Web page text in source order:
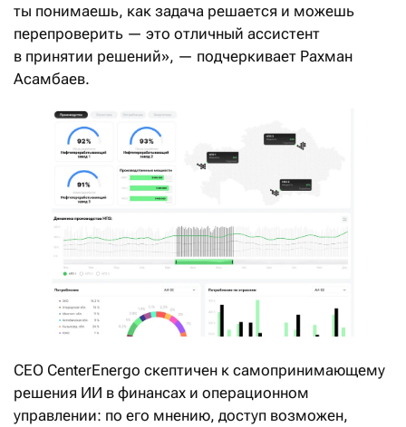
ты понимаешь, как задача решается и можешь
перепроверить — это отличный ассистент
в принятии решений», — подчеркивает Рахман
Асамбаев.
CEO CenterEnergo скептичен к самопринимающему
решения ИИ в финансах и операционном
управлении: по его мнению, доступ возможен,